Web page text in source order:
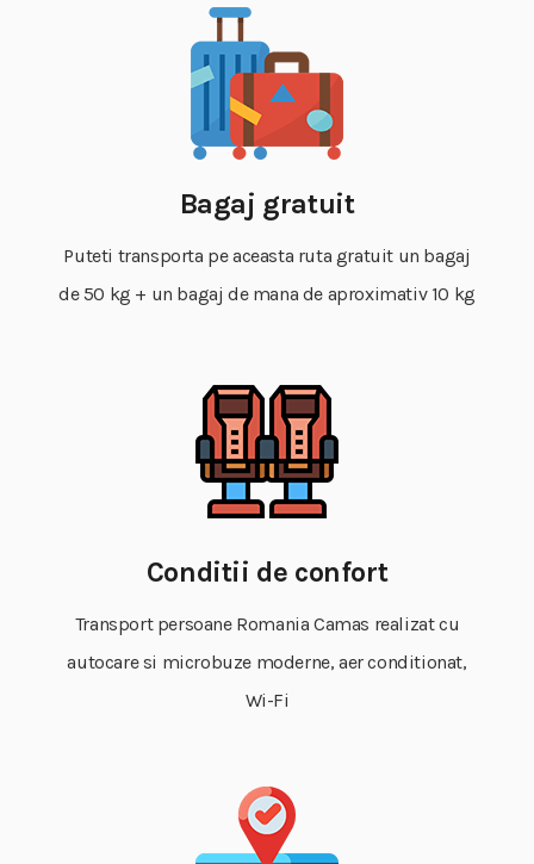
Bagaj gratuit
Puteti transporta pe aceasta ruta gratuit un bagaj
de 50 kg + un bagaj de mana de aproximativ 10 kg
Conditii de confort
Transport persoane Romania Camas realizat cu
autocare si microbuze moderne, aer conditionat,
Wi-Fi